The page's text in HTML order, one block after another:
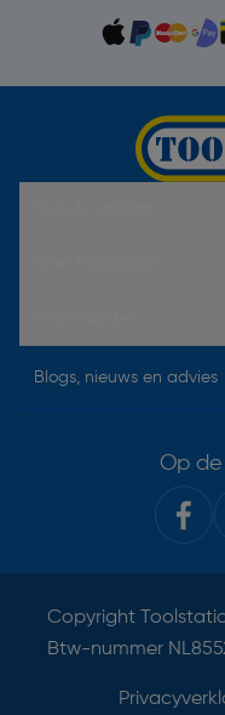
Blogs, nieuws en advies
Op
Copyright
Btw-nummer